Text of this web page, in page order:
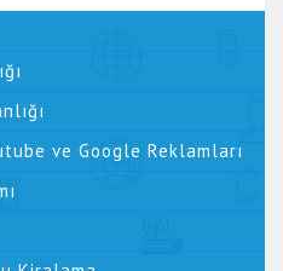
ve Google Reklamları